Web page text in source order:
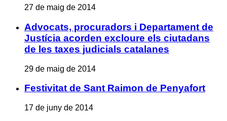
27 de maig de 2014
Advocats, procuradors i Departament de
Justícia acorden excloure els ciutadans
de les taxes judicials catalanes
29 de maig de 2014
Festivitat de Sant Raimon de Penyafort
17 de juny de 2014